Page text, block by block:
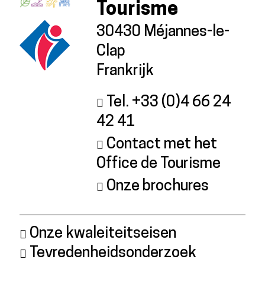
Tourisme
30430 Méjannes-le-
Clap
Frankrijk
Tel. +33 (0)4 66 24
42 41
Contact met het
Office de Tourisme
Onze brochures
Onze kwaleiteitseisen
Tevredenheidsonderzoek